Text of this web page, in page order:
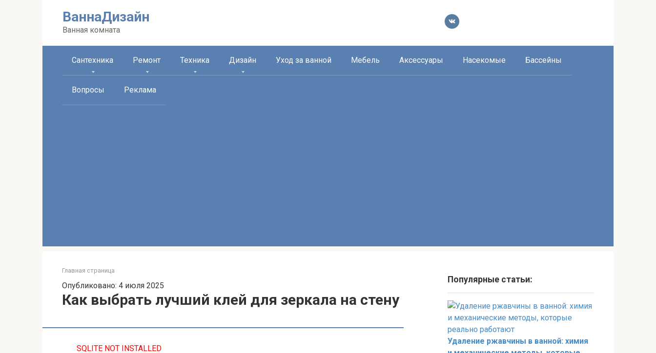
ВаннаДизайн
Ванная комната
Сантехника Ремонт Техника Дизайн Уход за ванной Мебель Аксессуары Насекомые Бассейны
Вопросы Реклама
Главная страница
Опубликовано: 4 июля 2025
Как выбрать лучший клей для зеркала на стену
SQLITE NOT INSTALLED
Популярные статьи:
Удаление ржавчины в ванной: химия